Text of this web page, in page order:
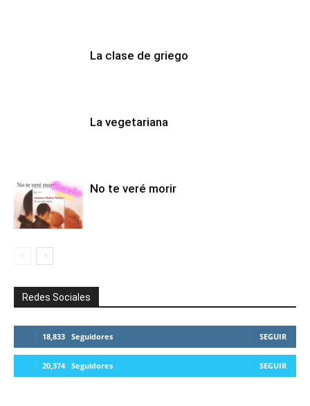
La clase de griego
La vegetariana
No te veré morir
Redes Sociales
18,833 Seguidores SEGUIR
20,374 Seguidores SEGUIR